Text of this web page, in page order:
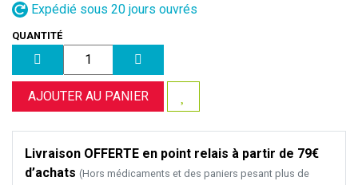
Expédié sous 20 jours ouvrés
QUANTITÉ
AJOUTER AU PANIER
Livraison OFFERTE en point relais à partir de 79€
d’achats (Hors médicaments et des paniers pesant plus de